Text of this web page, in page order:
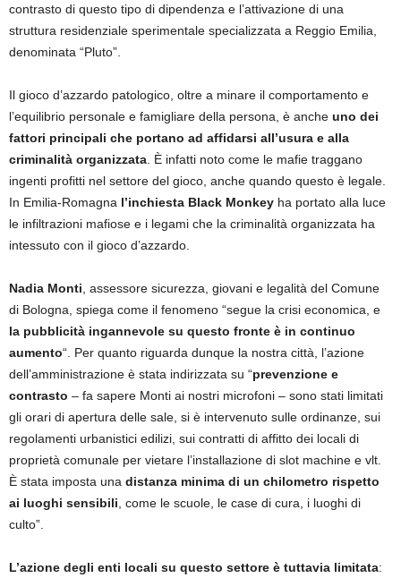
contrasto di questo tipo di dipendenza e l’attivazione di una
struttura residenziale sperimentale specializzata a Reggio Emilia,
denominata “Pluto”.
Il gioco d’azzardo patologico, oltre a minare il comportamento e
l’equilibrio personale e famigliare della persona, è anche uno dei
fattori principali che portano ad affidarsi all’usura e alla
criminalità organizzata . È infatti noto come le mafie traggano
ingenti profitti nel settore del gioco, anche quando questo è legale.
In Emilia-Romagna l’inchiesta Black Monkey ha portato alla luce
le infiltrazioni mafiose e i legami che la criminalità organizzata ha
intessuto con il gioco d’azzardo.
Nadia Monti , assessore sicurezza, giovani e legalità del Comune
di Bologna, spiega come il fenomeno “segue la crisi economica, e
la pubblicità ingannevole su questo fronte è in continuo
aumento“. Per quanto riguarda dunque la nostra città, l’azione
dell’amministrazione è stata indirizzata su “prevenzione e
contrasto – fa sapere Monti ai nostri microfoni – sono stati limitati
gli orari di apertura delle sale, si è intervenuto sulle ordinanze, sui
regolamenti urbanistici edilizi, sui contratti di affitto dei locali di
proprietà comunale per vietare l’installazione di slot machine e vlt.
È stata imposta una distanza minima di un chilometro rispetto
ai luoghi sensibili , come le scuole, le case di cura, i luoghi di
culto”.
L’azione degli enti locali su questo settore è tuttavia limitata: